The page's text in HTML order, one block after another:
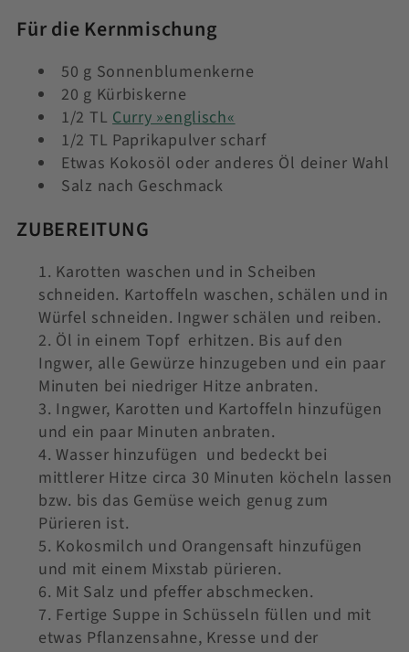
Für die Kernmischung
50 g Sonnenblumenkerne
20 g Kürbiskerne
1/2 TLCurry »englisch«
1/2 TL Paprikapulver scharf
Etwas Kokosöl oder anderes Öl deiner Wahl
Salz nach Geschmack
ZUBEREITUNG
Karotten waschen und in Scheiben
schneiden. Kartoffeln waschen, schälen und in
Würfel schneiden. Ingwer schälen und reiben.
Öl in einem Topf erhitzen. Bis auf den
Ingwer, alle Gewürze hinzugeben und ein paar
Minuten bei niedriger Hitze anbraten.
Ingwer, Karotten und Kartoffeln hinzufügen
und ein paar Minuten anbraten.
Wasser hinzufügen und bedeckt bei
mittlerer Hitze circa 30 Minuten köcheln lassen
bzw. bis das Gemüse weich genug zum
Pürieren ist.
Kokosmilch und Orangensaft hinzufügen
und mit einem Mixstab pürieren.
Mit Salz und pfeffer abschmecken.
Fertige Suppe in Schüsseln füllen und mit
etwas Pflanzensahne, Kresse und der